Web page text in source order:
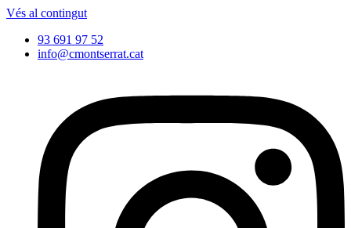
Vés al contingut
93 691 97 52
info@cmontserrat.cat